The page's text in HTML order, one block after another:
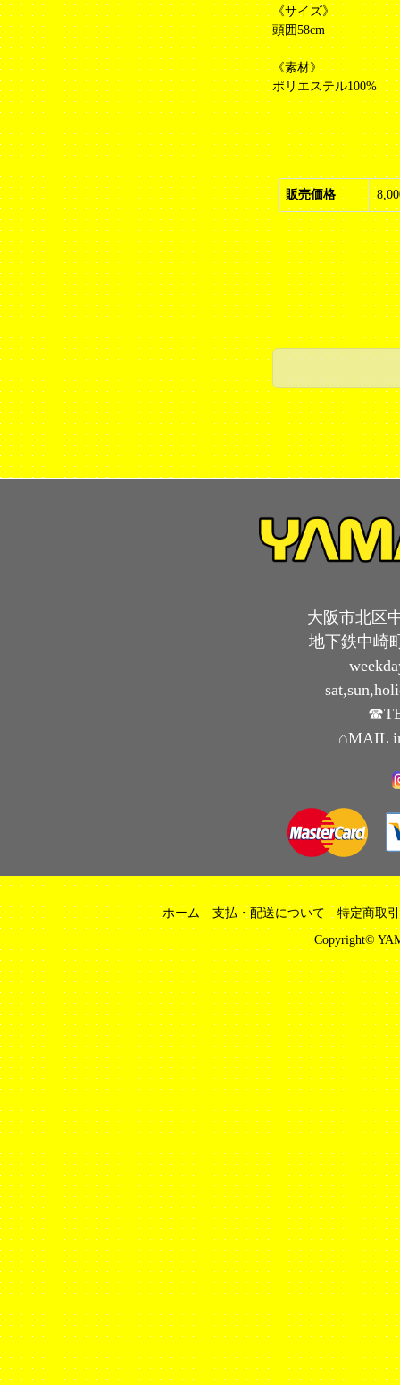
《サイズ》
頭囲58cm
《素材》
ポリエステル100%
販売価格
大阪市北区
地下鉄中崎
⌂MAIL
ホーム 支払・配送について
特定商取
Copyright©